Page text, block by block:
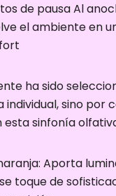
de pausa Al
el ambiente en
ha sido
individual, sino por
sinfonía
Aporta
toque de
a
de